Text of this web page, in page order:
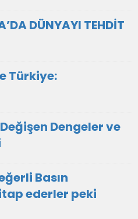
DÜNYAYI TEHDİT
Türkiye:
Dengeler ve
Basın
ederler peki